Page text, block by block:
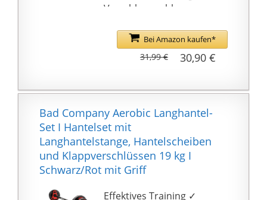
sind ein kleines Start-up
mit hochwertigstem
Equipment dein
Training um ein
und dir ein sorgloses
Workout ermöglichen.
Verschlusswahl:
Federverschluss
Stärke: Ø 30 mm
150 kg, Hantel Curl
Stange Hantelstange
Bei Amazon kaufen*
30,90 €
31,99 €
Bad Company Aerobic Langhantel-
Set I Hantelset mit
Langhantelstange, Hantelscheiben
und Klappverschlüssen 19 kg I
Schwarz/Rot mit Griff
Effektives Training ✓